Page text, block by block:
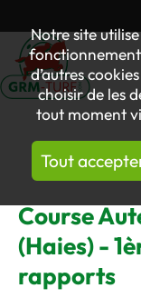
Notre site
d’autres
choisir de les
tout moment
Tout
Course
(Haies) -
rapports